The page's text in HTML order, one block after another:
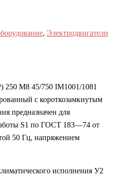
, Электродвигатели
M8 45/750 IM1001/1081
с короткозамкнутым
предназначен для
S1 по ГОСТ 183—74 от
50 Гц, напряжением
исполнения У2